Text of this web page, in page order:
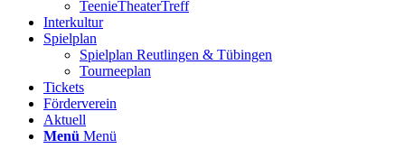
TeenieTheaterTreff
Interkultur
Spielplan
Spielplan Reutlingen & Tübingen
Tourneeplan
Tickets
Förderverein
Aktuell
Menü Menü